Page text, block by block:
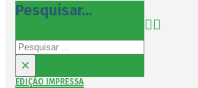
Pesquisar...
Pesquisar
×
EDIÇÃO IMPRESSA